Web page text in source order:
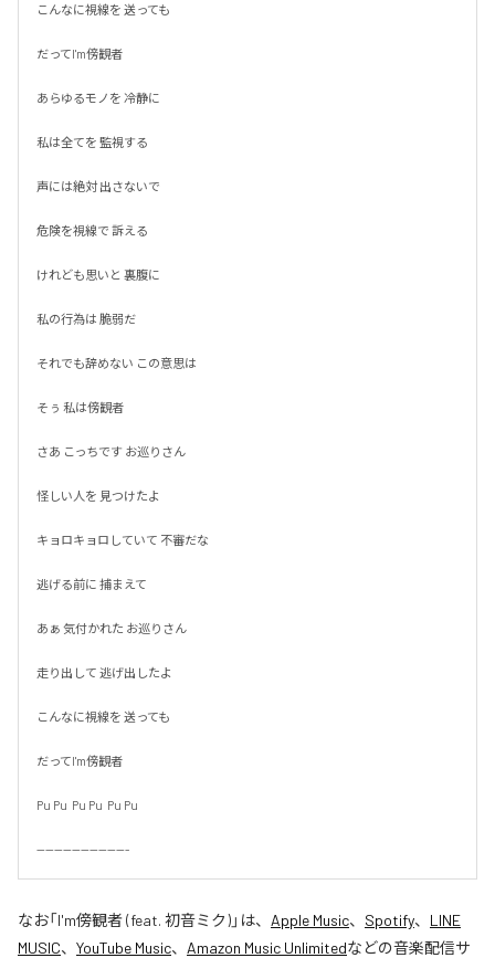
こんなに視線を 送っても
だってI'm傍観者
あらゆるモノを 冷静に
私は全てを 監視する
声には絶対 出さないで
危険を視線で 訴える
けれども思いと 裏腹に
私の行為は 脆弱だ
それでも辞めない この意思は
そぅ 私は傍観者
さあ こっちです お巡りさん
怪しい人を 見つけたよ
キョロキョロしていて 不審だな
逃げる前に 捕まえて
あぁ 気付かれた お巡りさん
走り出して 逃げ出したよ
こんなに視線を 送っても
だってI'm傍観者
Pu Pu  Pu Pu  Pu Pu
---------------------
なお「I'm傍観者 (feat. 初音ミク)」は、 Apple Music、 Spotify、 LINE
MUSIC、 YouTube Music、 Amazon Music Unlimitedなどの音楽配信サ